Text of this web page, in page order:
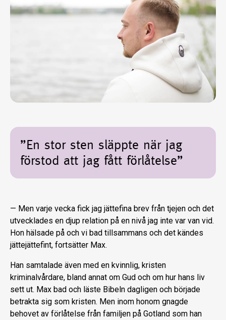
”En stor sten släppte när jag
förstod att jag fått förlåtelse”
— Men varje vecka fick jag jättefina brev från tjejen och det
utvecklades en djup relation på en nivå jag inte var van vid.
Hon hälsade på och vi bad tillsammans och det kändes
jättejättefint, fortsätter Max.
Han samtalade även med en kvinnlig, kristen
kriminalvårdare, bland annat om Gud och om hur hans liv
sett ut. Max bad och läste Bibeln dagligen och började
betrakta sig som kristen. Men inom honom gnagde
behovet av förlåtelse från familjen på Gotland som han